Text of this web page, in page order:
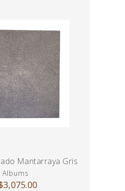
Mantarraya Gris
Albums